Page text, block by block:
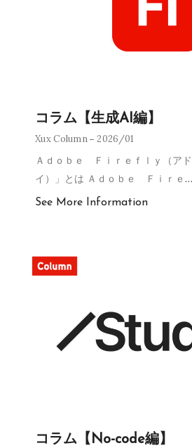
コラム【生成AI編】
Xux Column 2026/01
Ａｄｏｂｅ Ｆｉｒｅｆｌｙ（ア
イ）」とは Ａｄｏｂｅ Ｆｉｒｅ …
See More Information
コラム【No-code編】